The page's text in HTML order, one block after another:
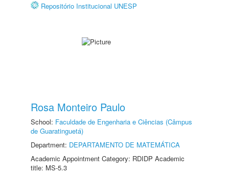
Repositório Institucional UNESP
Rosa Monteiro Paulo
School: Faculdade de Engenharia e Ciências (Câmpus
de Guaratinguetá)
Department: DEPARTAMENTO DE MATEMÁTICA
Academic Appointment Category: RDIDP Academic
title: MS-5.3